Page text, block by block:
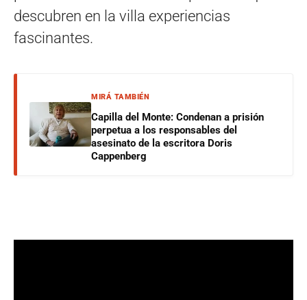
descubren en la villa experiencias
fascinantes.
MIRÁ TAMBIÉN
Capilla del Monte: Condenan a prisión
perpetua a los responsables del
asesinato de la escritora Doris
Cappenberg